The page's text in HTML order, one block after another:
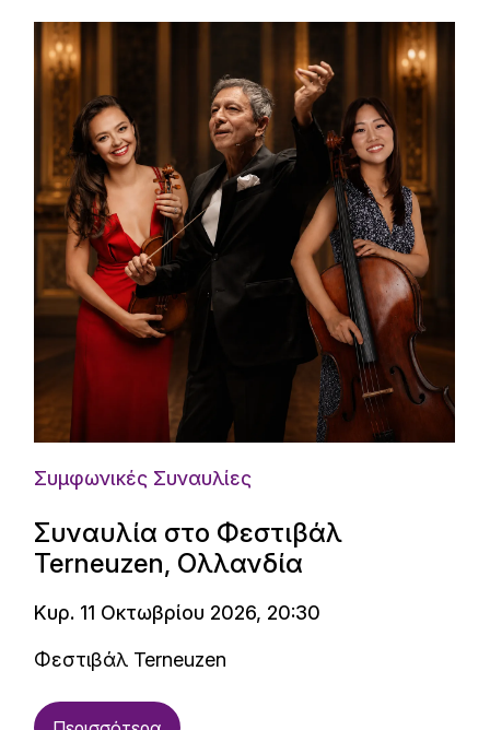
Συμφωνικές Συναυλίες
Συναυλία στο Φεστιβάλ
Terneuzen, Ολλανδία
Κυρ. 11 Οκτωβρίου 2026, 20:30
Φεστιβάλ Terneuzen